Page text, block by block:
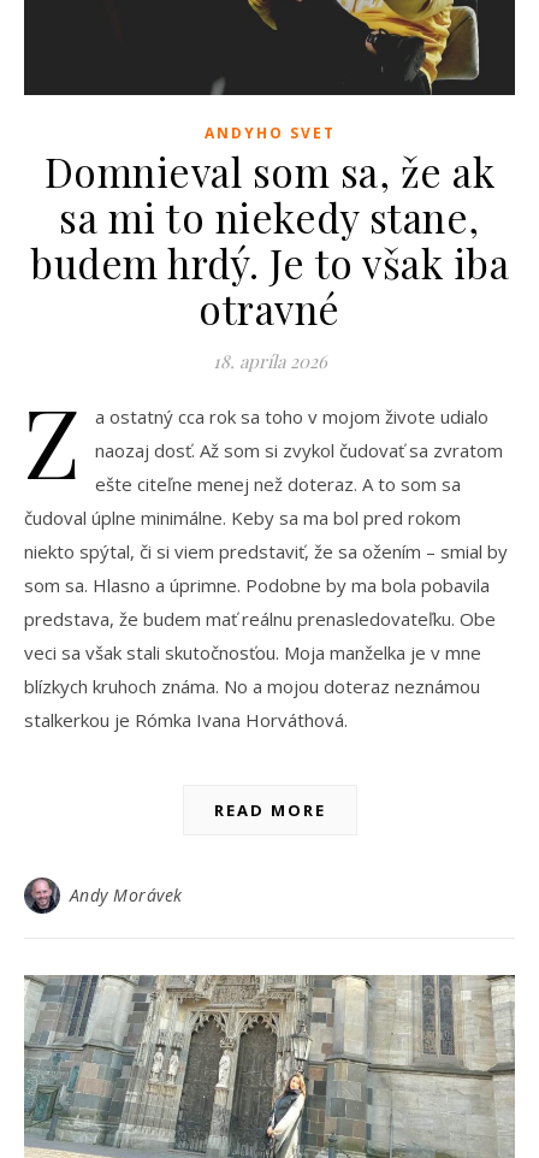
ANDYHO SVET
Domnieval som sa, že ak
sa mi to niekedy stane,
budem hrdý. Je to však iba
otravné
18. apríla 2026
Z
a ostatný cca rok sa toho v mojom živote udialo
naozaj dosť. Až som si zvykol čudovať sa zvratom
ešte citeľne menej než doteraz. A to som sa
čudoval úplne minimálne. Keby sa ma bol pred rokom
niekto spýtal, či si viem predstaviť, že sa ožením – smial by
som sa. Hlasno a úprimne. Podobne by ma bola pobavila
predstava, že budem mať reálnu prenasledovateľku. Obe
veci sa však stali skutočnosťou. Moja manželka je v mne
blízkych kruhoch známa. No a mojou doteraz neznámou
stalkerkou je Rómka Ivana Horváthová.
READ MORE
Andy Morávek